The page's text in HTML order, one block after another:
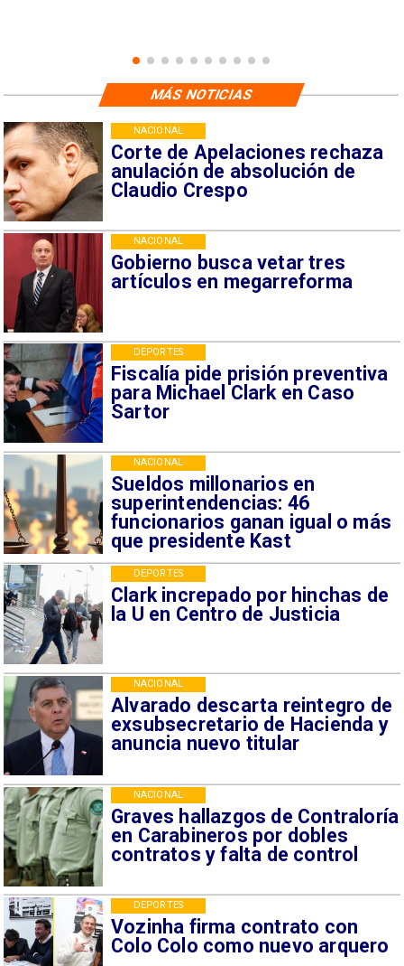
Corte de Apelaciones rechaza
anulación de absolución de
Claudio Crespo
NACIONAL
Gobierno busca vetar tres
artículos en megarreforma
NACIONAL
Fiscalía pide prisión preventiva
para Michael Clark en Caso
Sartor
DEPORTES
Sueldos millonarios en
superintendencias: 46
funcionarios ganan igual o más
que presidente Kast
NACIONAL
Clark increpado por hinchas de
la U en Centro de Justicia
DEPORTES
Alvarado descarta reintegro de
exsubsecretario de Hacienda y
anuncia nuevo titular
NACIONAL
Graves hallazgos de Contraloría
en Carabineros por dobles
contratos y falta de control
NACIONAL
Vozinha firma contrato con
Colo Colo como nuevo arquero
DEPORTES
MÁS NOTICIAS